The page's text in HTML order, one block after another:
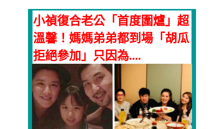
小禎復合老公「首度圍爐」超
溫馨！媽媽弟弟都到場「胡瓜
拒絕參加」只因為....